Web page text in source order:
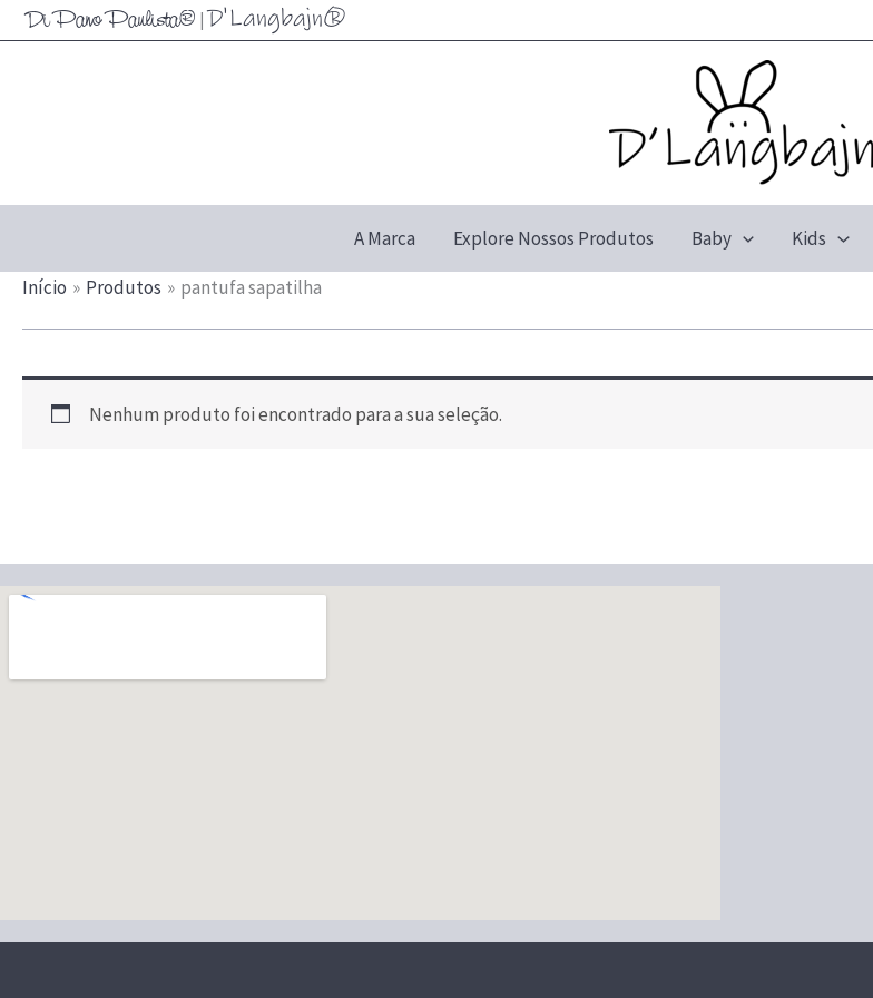
para
Di Pano Paulista® | D'Langbajn®
A Marca Explore Nossos Produtos Baby Kids
Início
Produtos pantufa sapatilha
Nenhum produto foi encontrado para a sua seleção.